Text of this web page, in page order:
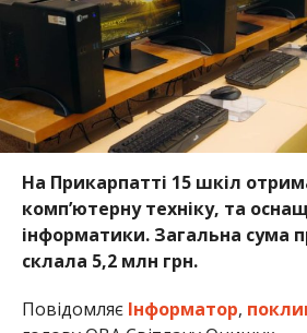
На Прикарпатті 15 шкіл
комп’ютерну техніку, та
інформатики. Загальна сума
склала 5,2 млн грн.
Повідомляє Інформатор,